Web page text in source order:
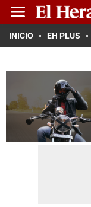
INICIO EH PLUS